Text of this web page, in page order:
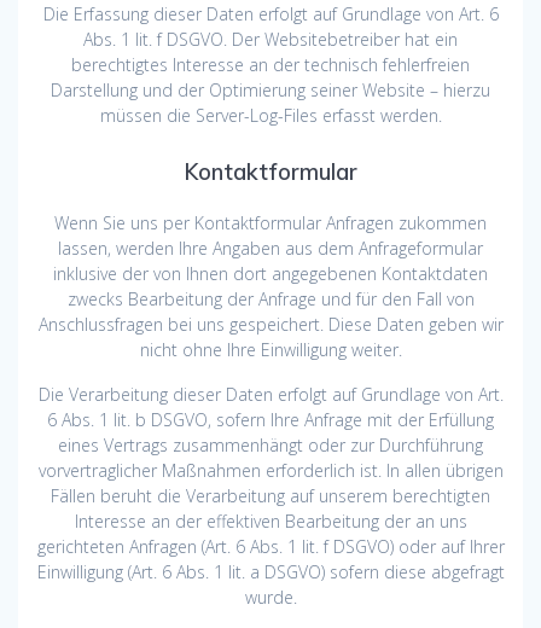
Die Erfassung dieser Daten erfolgt auf Grundlage von Art. 6
Abs. 1 lit. f DSGVO. Der Websitebetreiber hat ein
berechtigtes Interesse an der technisch fehlerfreien
Darstellung und der Optimierung seiner Website – hierzu
müssen die Server-Log-Files erfasst werden.
Kontaktformular
Wenn Sie uns per Kontaktformular Anfragen zukommen
lassen, werden Ihre Angaben aus dem Anfrageformular
inklusive der von Ihnen dort angegebenen Kontaktdaten
zwecks Bearbeitung der Anfrage und für den Fall von
Anschlussfragen bei uns gespeichert. Diese Daten geben wir
nicht ohne Ihre Einwilligung weiter.
Die Verarbeitung dieser Daten erfolgt auf Grundlage von Art.
6 Abs. 1 lit. b DSGVO, sofern Ihre Anfrage mit der Erfüllung
eines Vertrags zusammenhängt oder zur Durchführung
vorvertraglicher Maßnahmen erforderlich ist. In allen übrigen
Fällen beruht die Verarbeitung auf unserem berechtigten
Interesse an der effektiven Bearbeitung der an uns
gerichteten Anfragen (Art. 6 Abs. 1 lit. f DSGVO) oder auf Ihrer
Einwilligung (Art. 6 Abs. 1 lit. a DSGVO) sofern diese abgefragt
wurde.